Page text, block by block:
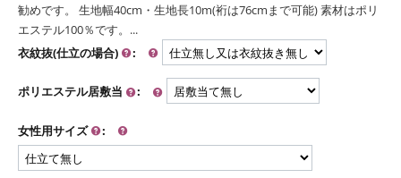
勧めです。 生地幅40cm・生地長10m(裄は76cmまで可能) 素材はポリ
エステル100％です。...
衣紋抜(仕立の場合)
:
ポリエステル居敷当 :
女性用サイズ :